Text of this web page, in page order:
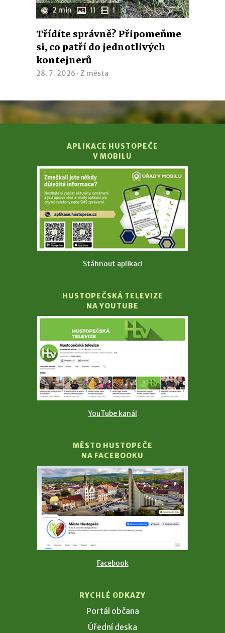
2 min 11 1
Třídíte správně? Připomeňme
si, co patří do jednotlivých
kontejnerů
28. 7. 2026 · Z města
APLIKACE HUSTOPEČE
V MOBILU
Stáhnout aplikaci
HUSTOPEČSKÁ TELEVIZE
NA YOUTUBE
YouTube kanál
MĚSTO HUSTOPEČE
NA FACEBOOKU
Facebook
RYCHLÉ ODKAZY
Portál občana
Úřední deska